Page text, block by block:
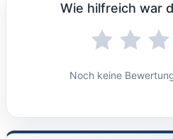
Wie hilfreich war
Noch keine